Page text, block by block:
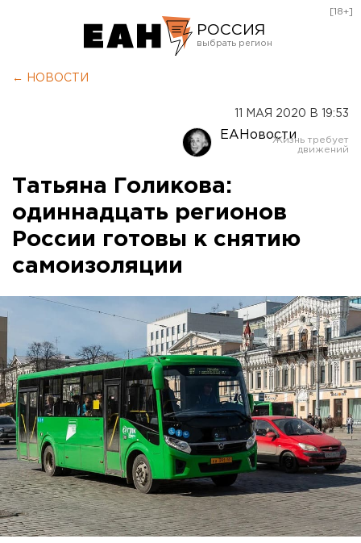
РОССИЯ
Оренбург
[18+]
← НОВОСТИ
11 МАЯ 2020 В 19:53
ЕАНовости
Татьяна Голикова:
одиннадцать регионов
России готовы к снятию
самоизоляции